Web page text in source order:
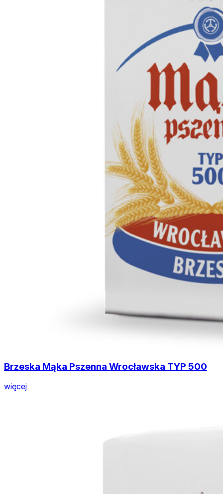
Brzeska Mąka Pszenna Wrocławska TYP 500
więcej